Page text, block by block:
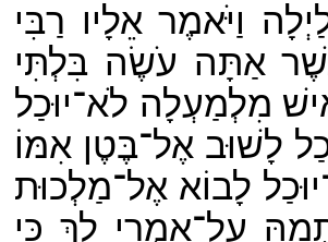
וַיֹּאמֶר אֵלָיו רַבִּי
אַתָּה עֹשֶׂה בִּלְתִּי
מִלְמַעְלָה לֹא־יוּכַל
לָשׁוּב אֶל־בֶּטֶן אִמּוֹ
לָבוֹא אֶל־מַלְכוּת
עַל־אָמְרי לָךְ כִּי